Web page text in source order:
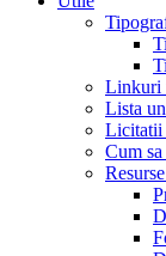
Linkuri
Lista
Licitatii
Cum